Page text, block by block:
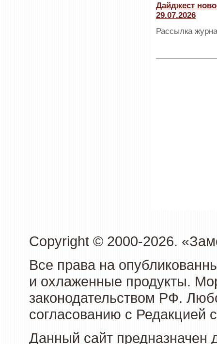
Дайджест
29.07.2026
Рассылка
Copyright © 2000-2026.
Все права на
и охлаженные продукты.
законодательством РФ.
согласованию с Редакцией
Данный сайт предназначен